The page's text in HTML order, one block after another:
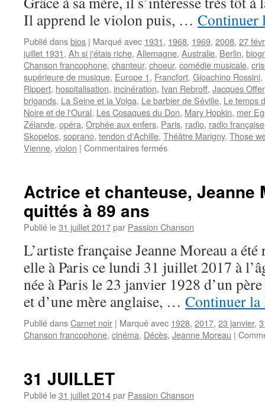
Il apprend le violon puis, … Continuer
Publié dansbios | Marqué avec 1931, 1968, 1969, 2008, 27
juillet 1931, Ah si j'étais riche, Allemagne, Australie, Berlin,
Chanson francophone, chanteur, choeur, comédie musicale,
supérieure de musique, Europe 1, Francfort, Gioachino Rossini,
Rippert, hospitalisation, incinération, Ivan Rebroff, Jacques
brigands, La Seine et la Volga, Le barbier de Séville, Le temps
Noire et de l'Oural, Les Cosaques du Don, Mary Hopkin, mer
Zélande, opéra, Orphée aux enfers, Paris, radio, radio française
Skopelos, soprano, tendon d'Achille, Théâtre Marigny, Those
Vienne, violon | Commentaires ferméssur
Actrice et chanteuse, Jeanne
quittés à 89 ans
Publié le31 juillet 2017par Passion Chanson
L’artiste française Jeanne Moreau a été
elle à Paris ce lundi 31 juillet 2017 à
née à Paris le 23 janvier 1928 d’un
et d’une mère anglaise, … Continuer
Publié dansCarnet noir | Marqué avec 1928, 2017, 23 janvier,
Chanson francophone, cinéma, Décès, Jeanne Moreau |
31 JUILLET
Publié le31 juillet 2014par Passion Chanson